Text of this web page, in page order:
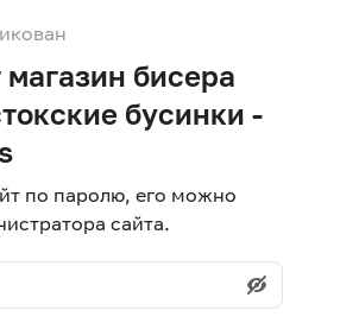
бисера
бусинки -
по паролю, его можно
сайта.